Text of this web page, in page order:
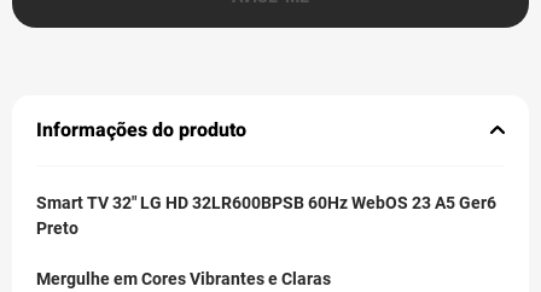
Informações do produto
Smart TV 32" LG HD 32LR600BPSB 60Hz WebOS 23 A5 Ger6
Preto
Mergulhe em Cores Vibrantes e Claras